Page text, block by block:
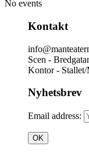
No events
Kontakt
Scen -
Kontor - Stallet/
Nyhetsbrev
Email address: